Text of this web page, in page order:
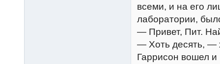
всеми, и на его
лаборатории,
— Привет, Пит.
— Хоть десять, —
Гаррисон вошел и